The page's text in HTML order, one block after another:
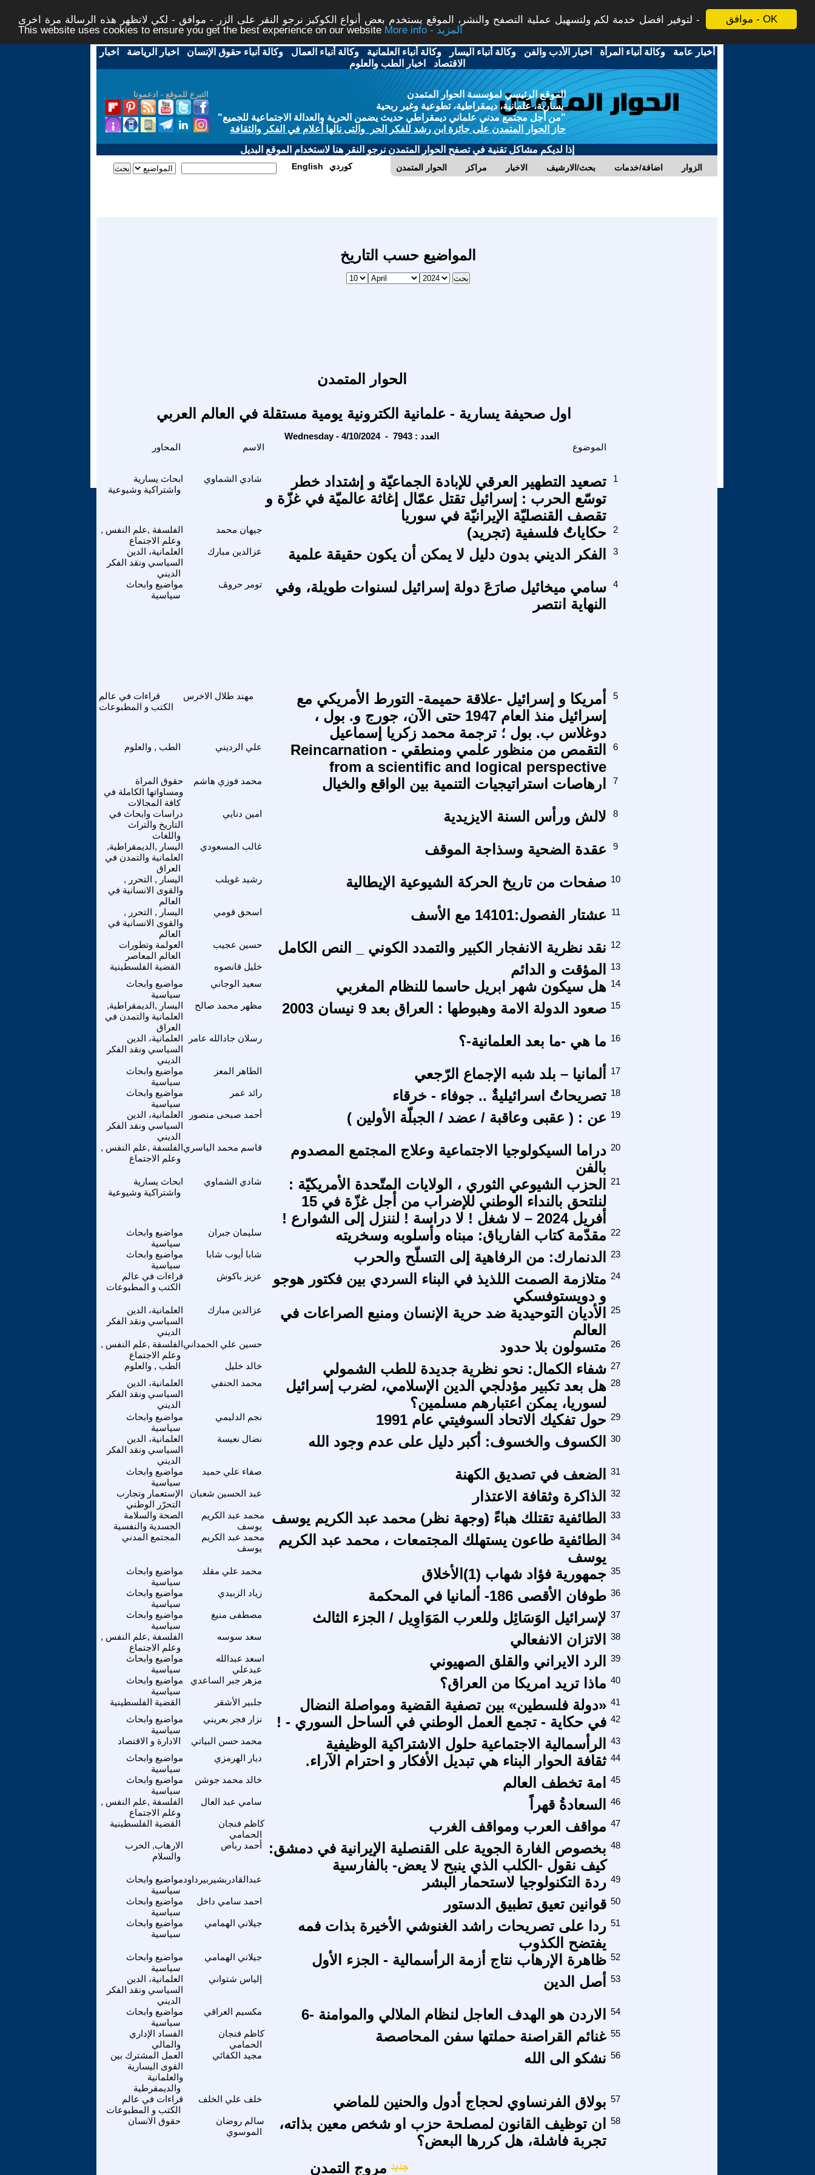
موافق - OK
لتوفير افضل خدمة لكم ولتسهيل عملية التصفح والنشر، الموقع يستخدم بعض أنواع الكوكيز نرجو النقر على الزر - موافق - لكي لاتظهر هذه الرسالة مرة اخرى -
This website uses cookies to ensure you get the best experience on our website
More info - المزيد
أخبار عامة -وكالة أنباء المرأة - اخبار الأدب والفن -وكالة أنباء اليسار -وكالة أنباء العلمانية -وكالة أنباء العمال -وكالة أنباء حقوق الإنسان - اخبار الرياضة - اخبار
الاقتصاد - اخبار الطب والعلوم
التبرع للموقع - ادعمونا
الموقع الرئيسي لمؤسسة الحوار المتمدن
يسارية، علمانية، ديمقراطية، تطوعية وغير ربحية
"من أجل مجتمع مدني علماني ديمقراطي حديث يضمن الحرية والعدالة الاجتماعية للجميع"
حاز الحوار المتمدن على جائزة ابن رشد للفكر الحر والتى نالها أعلام في الفكر والثقافة
إذا لديكم مشاكل تقنية في تصفح الحوار المتمدن نرجو النقر هنا لاستخدام الموقع البديل
الحوار المتمدن مراكز الاخبار بحث/الارشيف اضافة/خدمات الزوار English كوردي
المواضيع حسب التاريخ
الحوار المتمدن
اول صحيفة يسارية - علمانية الكترونية يومية مستقلة في العالم العربي
Wednesday - 4/10/2024 - العدد : 7943
الاسم الموضوع
ابحاث يسارية
واشتراكية وشيوعية
شادي الشماوي
تصعيد التطهير العرقي للإبادة الجماعيّة و إشتداد خطر
توسّع الحرب : إسرائيل تقتل عمّال إغاثة عالميّة في غزّة و
تقصف القنصليّة الإيرانيّة في سوريا
1
الفلسفة ,علم النفس ,
وعلم الاجتماع
جيهان محمد حكاياتٌ فلسفية (تجريد) 2
العلمانية، الدين
السياسي ونقد الفكر
الديني
عزالدين مبارك الفكر الديني بدون دليل لا يمكن أن يكون حقيقة علمية 3
مواضيع وابحاث
سياسية
تومر حروﭫ
سامي ميخائيل صارَعَ دولة إسرائيل لسنوات طويلة، وفي
النهاية انتصر
4
قراءات في عالم
الكتب و المطبوعات
مهند طلال الاخرس
أمريكا و إسرائيل -علاقة حميمة- التورط الأمريكي مع
إسرائيل منذ العام 1947 حتى الآن، جورج و. بول ،
دوغلاس ب. بول ؛ ترجمة محمد زكريا إسماعيل
5
الطب , والعلوم علي الرديني
التقمص من منظور علمي ومنطقي - Reincarnation
from a scientific and logical perspective
6
حقوق المراة
ومساواتها الكاملة في
كافة المجالات
محمد فوزي هاشم ارهاصات استراتيجيات التنمية بين الواقع والخيال 7
دراسات وابحاث في
التاريخ والتراث
واللغات
امين دنايي لالش ورأس السنة الايزيدية 8
اليسار ,الديمقراطية,
العلمانية والتمدن في
العراق
غالب المسعودي عقدة الضحية وسذاجة الموقف 9
اليسار , التحرر ,
والقوى الانسانية في
العالم
رشيد غويلب صفحات من تاريخ الحركة الشيوعية الإيطالية 10
اليسار , التحرر ,
والقوى الانسانية في
العالم
اسحق قومي عشتار الفصول:14101 مع الأسف 11
العولمة وتطورات
العالم المعاصر
حسين عجيب نقد نظرية الانفجار الكبير والتمدد الكوني _ النص الكامل 12
القضية الفلسطينية خليل قانصوه المؤقت و الدائم
13
مواضيع وابحاث
سياسية
سعيد الوجاني هل سيكون شهر ابريل حاسما للنظام المغربي 14
اليسار ,الديمقراطية,
العلمانية والتمدن في
العراق
مظهر محمد صالح صعود الدولة الامة وهبوطها : العراق بعد 9 نيسان 2003 15
العلمانية، الدين
السياسي ونقد الفكر
الديني
رسلان جادالله عامر ما هي -ما بعد العلمانية-؟ 16
مواضيع وابحاث
سياسية
الطاهر المعز ألمانيا – بلد شبه الإجماع الرّجعي 17
مواضيع وابحاث
سياسية
رائد عمر تصريحاتٌ اسرائيليةٌ .. جوفاء - خرقاء 18
العلمانية، الدين
السياسي ونقد الفكر
الديني
أحمد صبحى منصور عن : ( عقبى وعاقبة / عضد / الجبلّة الأولين ) 19
الفلسفة ,علم النفس ,
وعلم الاجتماع
قاسم محمد الياسري
دراما السيكولوجيا الاجتماعية وعلاج المجتمع المصدوم
بالفن
20
ابحاث يسارية
واشتراكية وشيوعية
شادي الشماوي
الحزب الشيوعي الثوري ، الولايات المتّحدة الأمريكيّة :
لنلتحق بالنداء الوطني للإضراب من أجل غزّة في 15
أفريل 2024 – لا شغل ! لا دراسة ! لننزل إلى الشوارع !
21
مواضيع وابحاث
سياسية
سليمان جبران مقدّمة كتاب الفارياق: مبناه وأسلوبه وسخريته 22
مواضيع وابحاث
سياسية
شابا أيوب شابا الدنمارك: من الرفاهية إلى التسلّح والحرب 23
قراءات في عالم
الكتب و المطبوعات
عزيز باكوش
متلازمة الصمت اللذيذ في البناء السردي بين فكتور هوجو
و دويستوفسكي
24
العلمانية، الدين
السياسي ونقد الفكر
الديني
عزالدين مبارك
الأديان التوحيدية ضد حرية الإنسان ومنبع الصراعات في
العالم
25
الفلسفة ,علم النفس ,
وعلم الاجتماع
حسين علي الحمداني متسولون بلا حدود 26
الطب , والعلوم خالد خليل شفاء الكمال: نحو نظرية جديدة للطب الشمولي 27
العلمانية، الدين
السياسي ونقد الفكر
الديني
محمد الحنفي
هل بعد تكبير مؤدلجي الدين الإسلامي، لضرب إسرائيل
لسوريا، يمكن اعتبارهم مسلمين؟
28
مواضيع وابحاث
سياسية
نجم الدليمي حول تفكيك الاتحاد السوفيتي عام 1991 29
العلمانية، الدين
السياسي ونقد الفكر
الديني
نضال نعيسة الكسوف والخسوف: أكبر دليل على عدم وجود الله 30
مواضيع وابحاث
سياسية
صفاء علي حميد الضعف في تصديق الكهنة 31
الإستعمار وتجارب
التحرّر الوطني
عبد الحسين شعبان الذاكرة وثقافة الاعتذار 32
الصحة والسلامة
الجسدية والنفسية
محمد عبد الكريم
يوسف
الطائفية تقتلك هباءً (وجهة نظر) محمد عبد الكريم يوسف 33
المجتمع المدني
محمد عبد الكريم
يوسف
الطائفية طاعون يستهلك المجتمعات ، محمد عبد الكريم
يوسف
34
مواضيع وابحاث
سياسية
محمد علي مقلد جمهورية فؤاد شهاب (1)الأخلاق 35
مواضيع وابحاث
سياسية
زياد الزبيدي طوفان الأقصى 186- ألمانيا في المحكمة 36
مواضيع وابحاث
سياسية
مصطفى منيغ لإسرائيل الوَسَائِل وللعرب المَوَاوِيل / الجزء الثالث 37
الفلسفة ,علم النفس ,
وعلم الاجتماع
سعد سوسه الاتزان الانفعالي ‏ 38
مواضيع وابحاث
سياسية
اسعد عبدالله
عبدعلي
الرد الايراني والقلق الصهيوني 39
مواضيع وابحاث
سياسية
مزهر جبر الساعدي ماذا تريد امريكا من العراق؟ 40
القضية الفلسطينية جلبير الأشقر «دولة فلسطين» بين تصفية القضية ومواصلة النضال 41
مواضيع وابحاث
سياسية
نزار فجر بعريني في حكاية - تجمع العمل الوطني في الساحل السوري - ! 42
الادارة و الاقتصاد محمد حسن البياتي الرأسمالية الاجتماعية حلول الاشتراكية الوظيفية
43
مواضيع وابحاث
سياسية
ديار الهرمزي ثقافة الحوار البناء هي تبديل الأفكار و احترام الآراء. 44
مواضيع وابحاث
سياسية
خالد محمد جوشن امة تخطف العالم 45
الفلسفة ,علم النفس ,
وعلم الاجتماع
سامي عبد العال السعادةُ قهراً 46
القضية الفلسطينية
كاظم فنجان
الحمامي
مواقف العرب ومواقف الغرب 47
الارهاب, الحرب
والسلام
أحمد رباص
بخصوص الغارة الجوية على القنصلية الإيرانية في دمشق:
كيف نقول -الكلب الذي ينبح لا يعض- بالفارسية
48
مواضيع وابحاث
سياسية
عبدالقادربشيربيرداود ردة التكنولوجيا لاستحمار البشر 49
مواضيع وابحاث
سياسية
احمد سامي داخل قوانين تعيق تطبيق الدستور 50
مواضيع وابحاث
سياسية
جيلاني الهمامي
ردا على تصريحات راشد الغنوشي الأخيرة بذات فمه
يفتضح الكذوب
51
مواضيع وابحاث
سياسية
جيلاني الهمامي ظاهرة الإرهاب نتاج أزمة الرأسمالية - الجزء الأول 52
العلمانية، الدين
السياسي ونقد الفكر
الديني
إلياس شتواني أصل الدين 53
مواضيع وابحاث
سياسية
مكسيم العراقي الاردن هو الهدف العاجل لنظام الملالي والموامنة -6 54
الفساد الإداري
والمالي
كاظم فنجان
الحمامي
غنائم القراصنة حملتها سفن المحاصصة 55
العمل المشترك بين
القوى اليسارية
والعلمانية
والديمقرطية
مجيد الكفائي نشكو الى الله 56
قراءات في عالم
الكتب و المطبوعات
خلف علي الخلف بولاق الفرنساوي لحجاج أدول والحنين للماضي 57
حقوق الانسان
سالم روضان
الموسوي
ان توظيف القانون لمصلحة حزب او شخص معين بذاته،
تجربة فاشلة، هل كررها البعض؟
58
مروج التمدن